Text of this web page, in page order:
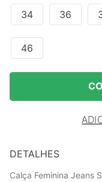
34 36
46
DETALHES
Calça Feminina Jeans